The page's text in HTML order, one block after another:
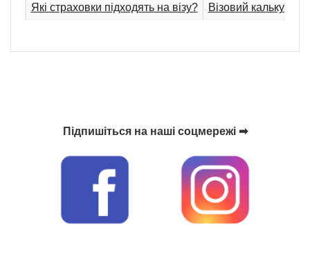
Які страховки підходять на візу? Візовий
Підпишіться на наші соцмережі ➡